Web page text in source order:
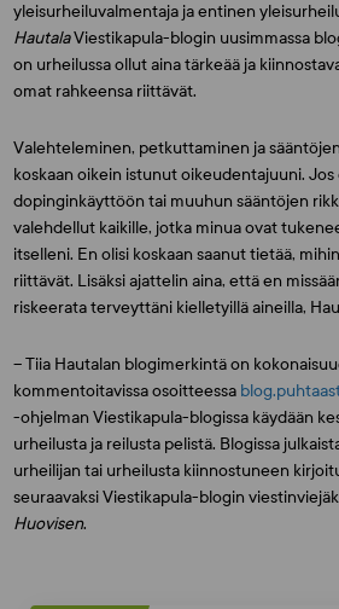
yleisurheiluvalmentaja ja entinen
HautalaViestikapula-blogin uusimmassa
on urheilussa ollut aina tärkeää ja
omat rahkeensa riittävät.
Valehteleminen, petkuttaminen ja
koskaan oikein istunut oikeudentajuuni.
dopinginkäyttöön tai muuhun sääntöjen
valehdellut kaikille, jotka minua ovat
itselleni. En olisi koskaan saanut tietää,
riittävät. Lisäksi ajattelin aina, että en
riskeerata terveyttäni kielletyillä aineilla,
– Tiia Hautalan blogimerkintä on
kommentoitavissa osoitteessa
-ohjelman Viestikapula-blogissa käydään
urheilusta ja reilusta pelistä. Blogissa
urheilijan tai urheilusta kiinnostuneen
seuraavaksi Viestikapula-blogin
Huovisen.